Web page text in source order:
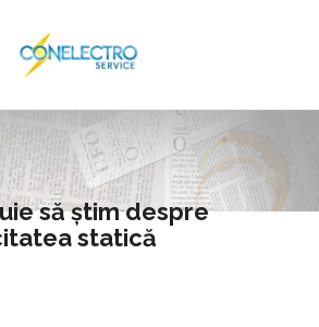
să știm despre
statică